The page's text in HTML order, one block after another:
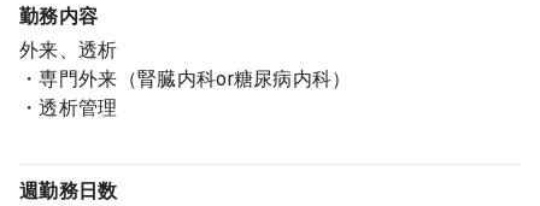
勤務内容
外来、透析
・専門外来（腎臓内科or糖尿病内科）
・透析管理
週勤務日数